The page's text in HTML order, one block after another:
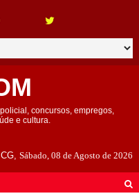
concursos, empregos,
e cultura.
CG,Sábado, 08 de Agosto de 2026